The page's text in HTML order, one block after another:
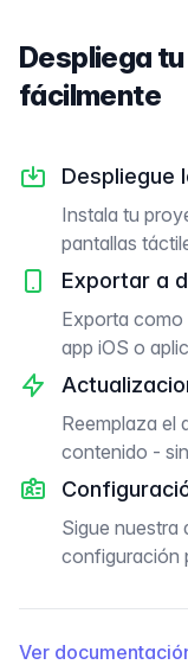
Despliega
fácilmente
Despliegue
Instala tu
pantallas
Exportar a
Exporta como
app iOS o
Reemplaza el
contenido -
Sigue nuestra
configuración
Ver